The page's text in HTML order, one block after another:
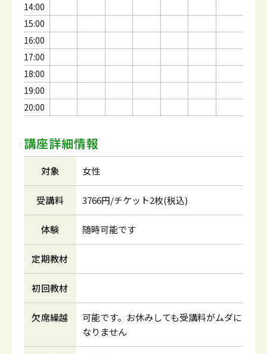
14:00
15:00
16:00
17:00
18:00
19:00
20:00
講座詳細情報
対象 女性
受講料 3766円/チケット2枚(税込)
体験 随時可能です
定期教材
初回教材
欠席繰越
可能です。お休みしても受講料がムダに
なりません